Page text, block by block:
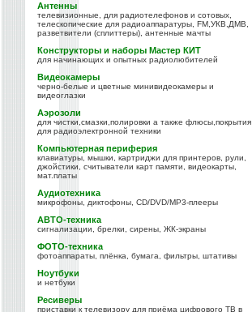
Антенны
телевизионные, для радиотелефонов и сотовых,
телескопические для радиоаппаратуры, FM,УКВ,ДМВ,
разветвители (сплиттеры), антенные мачты
Конструкторы и наборы Мастер КИТ
для начинающих и опытных радиолюбителей
Видеокамеры
черно-белые и цветные минивидеокамеры и
видеоглазки
Аэрозоли
для чистки,смазки,полировки а также флюсы,покрытия
для радиоэлектронной техники
Компьютерная периферия
клавиатуры, мышки, картриджи для принтеров, рули,
джойстики, считыватели карт памяти, видеокарты,
мат.платы
Аудиотехника
микрофоны, диктофоны, CD/DVD/MP3-плееры
АВТО-техника
сигнализации, брелки, сирены, ЖК-экраны
ФОТО-техника
фотоаппараты, плёнка, бумага, фильтры, штативы
Ноутбуки
и нетбуки
Ресиверы
приставки к телевизору для приёма цифрового ТВ в